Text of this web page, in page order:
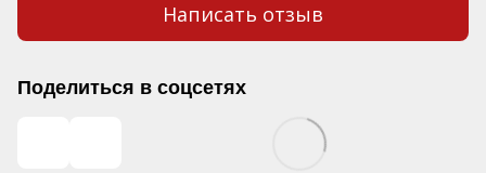
Написать отзыв
Поделиться в соцсетях